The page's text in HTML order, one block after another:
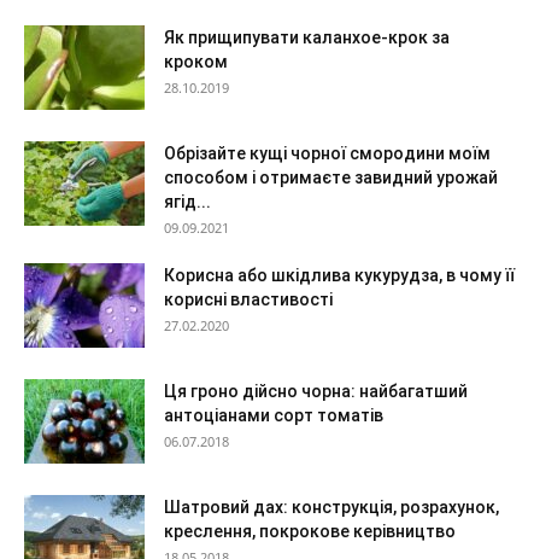
Як прищипувати каланхое-крок за
кроком
28.10.2019
Обрізайте кущі чорної смородини моїм
способом і отримаєте завидний урожай
ягід...
09.09.2021
Корисна або шкідлива кукурудза, в чому її
корисні властивості
27.02.2020
Ця гроно дійсно чорна: найбагатший
антоціанами сорт томатів
06.07.2018
Шатровий дах: конструкція, розрахунок,
креслення, покрокове керівництво